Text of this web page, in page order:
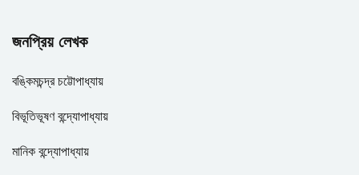
জনপ্রিয় লেখক
বঙ্কিমচন্দ্র চট্টোপাধ্যায়
বিভূতিভূষণ বন্দ্যোপাধ্যায়
মানিক বন্দ্যোপাধ্যায়